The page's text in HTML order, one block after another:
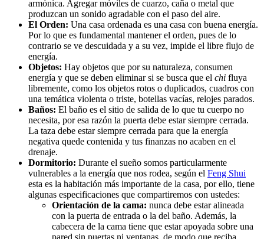
armónica. Agregar móviles de cuarzo, caña o metal que
produzcan un sonido agradable con el paso del aire.
El Orden: Una casa ordenada es una casa con buena energía.
Por lo que es fundamental mantener el orden, pues de lo
contrario se ve descuidada y a su vez, impide el libre flujo de
energía.
Objetos: Hay objetos que por su naturaleza, consumen
energía y que se deben eliminar si se busca que el chi fluya
libremente, como los objetos rotos o duplicados, cuadros con
una temática violenta o triste, botellas vacías, relojes parados.
Baños: El baño es el sitio de salida de lo que tu cuerpo no
necesita, por esa razón la puerta debe estar siempre cerrada.
La taza debe estar siempre cerrada para que la energía
negativa quede contenida y tus finanzas no acaben en el
drenaje.
Dormitorio: Durante el sueño somos particularmente
vulnerables a la energía que nos rodea, según el Feng Shui
esta es la habitación más importante de la casa, por ello, tiene
algunas especificaciones que compartiremos con ustedes:
Orientación de la cama: nunca debe estar alineada
con la puerta de entrada o la del baño. Además, la
cabecera de la cama tiene que estar apoyada sobre una
pared sin puertas ni ventanas, de modo que reciba